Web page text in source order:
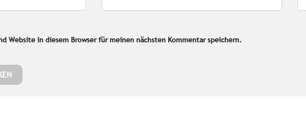
Website in diesem Browser für meinen nächsten Kommentar speichern.